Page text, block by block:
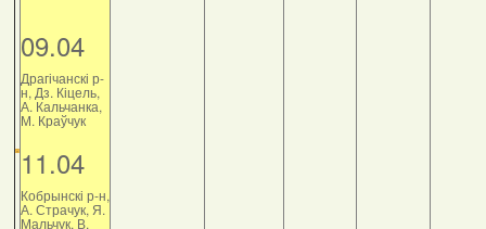
09.04
Драгічанскі р-
н, Дз. Кіцель,
А. Кальчанка,
М. Краўчук
11.04
Кобрынскі р-н,
А. Страчук, Я.
Мальчук, В.